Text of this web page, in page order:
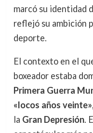
marcó su identidad
reflejó su ambición
deporte.
El contexto en el
boxeador estaba
Primera Guerra
«locos años veinte»
la Gran Depresión.